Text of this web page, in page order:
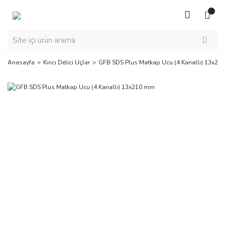
Anasayfa Kırıcı Delici Uçlar GFB SDS Plus Matkap Ucu (4 Kanallı)